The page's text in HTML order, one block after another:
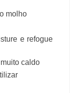
molho
e refogue
caldo